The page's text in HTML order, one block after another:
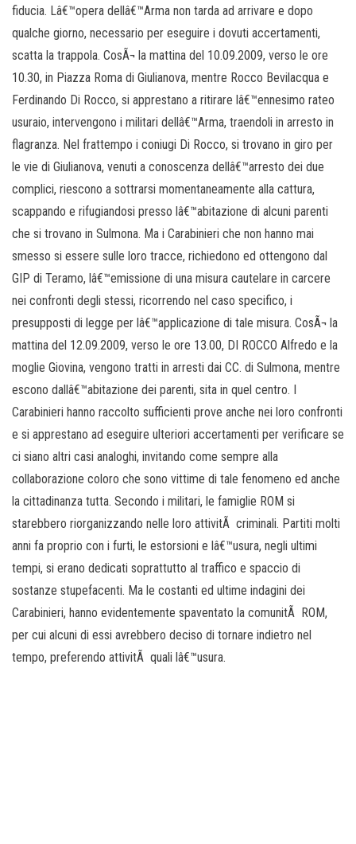
fiducia. Lâ€™opera dellâ€™Arma non tarda ad arrivare e dopo
qualche giorno, necessario per eseguire i dovuti accertamenti,
scatta la trappola. CosÃ¬ la mattina del 10.09.2009, verso le ore
10.30, in Piazza Roma di Giulianova, mentre Rocco Bevilacqua e
Ferdinando Di Rocco, si apprestano a ritirare lâ€™ennesimo rateo
usuraio, intervengono i militari dellâ€™Arma, traendoli in arresto in
flagranza. Nel frattempo i coniugi Di Rocco, si trovano in giro per
le vie di Giulianova, venuti a conoscenza dellâ€™arresto dei due
complici, riescono a sottrarsi momentaneamente alla cattura,
scappando e rifugiandosi presso lâ€™abitazione di alcuni parenti
che si trovano in Sulmona. Ma i Carabinieri che non hanno mai
smesso si essere sulle loro tracce, richiedono ed ottengono dal
GIP di Teramo, lâ€™emissione di una misura cautelare in carcere
nei confronti degli stessi, ricorrendo nel caso specifico, i
presupposti di legge per lâ€™applicazione di tale misura. CosÃ¬ la
mattina del 12.09.2009, verso le ore 13.00, DI ROCCO Alfredo e la
moglie Giovina, vengono tratti in arresti dai CC. di Sulmona, mentre
escono dallâ€™abitazione dei parenti, sita in quel centro. I
Carabinieri hanno raccolto sufficienti prove anche nei loro confronti
e si apprestano ad eseguire ulteriori accertamenti per verificare se
ci siano altri casi analoghi, invitando come sempre alla
collaborazione coloro che sono vittime di tale fenomeno ed anche
la cittadinanza tutta. Secondo i militari, le famiglie ROM si
starebbero riorganizzando nelle loro attivitÃ criminali. Partiti molti
anni fa proprio con i furti, le estorsioni e lâ€™usura, negli ultimi
tempi, si erano dedicati soprattutto al traffico e spaccio di
sostanze stupefacenti. Ma le costanti ed ultime indagini dei
Carabinieri, hanno evidentemente spaventato la comunitÃ ROM,
per cui alcuni di essi avrebbero deciso di tornare indietro nel
tempo, preferendo attivitÃ quali lâ€™usura.